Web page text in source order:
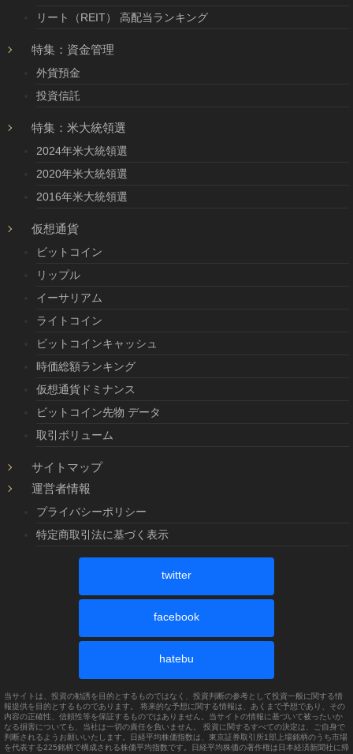
リート（REIT） 高配当ランキング
特集：資金管理
外貨預金
投資信託
特集：米大統領選
2024年米大統領選
2020年米大統領選
2016年米大統領選
仮想通貨
ビットコイン
リップル
イーサリアム
ライトコイン
ビットコインキャッシュ
時価総額ランキング
仮想通貨ドミナンス
ビットコイン先物 データ
取引ボリューム
サイトマップ
運営者情報
プライバシーポリシー
特定商取引法に基づく表示
twitter
facebook
hatebu
当サイトは、投資の勧誘を目的とするものではなく、投資判断の参考として投資一般に関する情
報提供を目的とするものであります。 将来的な予想に関する情報は、あくまで予想であり、その
内容の正確性、信頼性等を保証するものではありません。当サイトの情報に基づいて被ったいか
なる損害についても、当社は一切の責任を負いません。 投資に関するすべての決定は、ご自身で
判断されるようお願いいたします。日経平均株価指数は、東京証券取引所1部上場銘柄のうち市場
を代表する225銘柄で構成される株価平均指数です。日経平均株価の著作権は日本経済新聞社に帰